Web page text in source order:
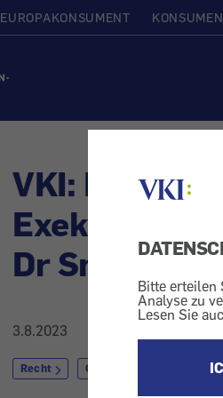
Bitte erteilen
Analyse zu
Lesen Sie
EUROPAKONSUMENT
VKI: LG ZRS
Dr Smile
3.8.2023
Recht Gesundheit + Kosmetik